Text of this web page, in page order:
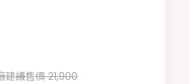
建議售價 21,900